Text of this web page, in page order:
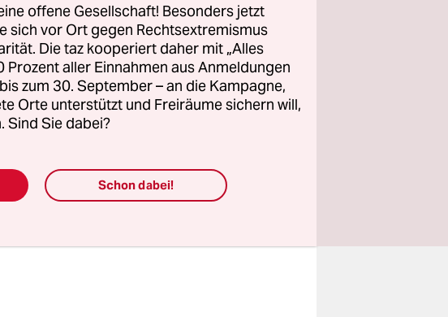
Loslösung Istanbuls
Republik erhielt.
85 Prozent, mit
dass sie die
offene Gesellschaft! Besonders jetzt
sich vor Ort gegen Rechtsextremismus
Die taz kooperiert daher mit „Alles
Prozent aller Einnahmen aus Anmeldungen
zum 30. September – an die Kampagne,
Orte unterstützt und Freiräume sichern will,
Sind Sie dabei?
Schon dabei!